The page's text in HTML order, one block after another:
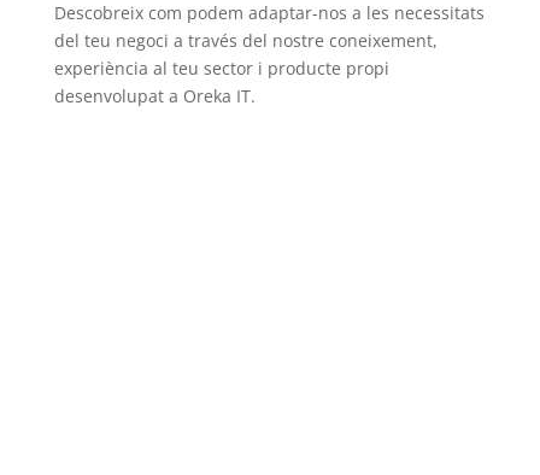
Descobreix com podem adaptar-nos a les necessitats
del teu negoci a través del nostre coneixement,
experiència al teu sector i producte propi
desenvolupat a Oreka IT.